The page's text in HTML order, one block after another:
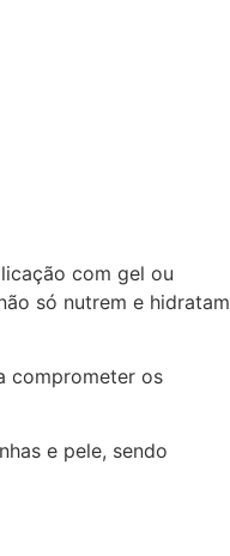
com gel ou
só nutrem e hidratam
comprometer os
e pele, sendo